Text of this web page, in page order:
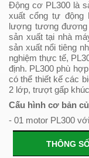
Động cơ PL300 là
xuất cổng tự động
lượng tương
sản xuất tại nhà
sản xuất nổi tiêng
nghiệm thực tế,
định. PL300 phù
có thể thiết kế các
2 lớp, trượt gấp
Cấu hình cơ bản
- 01 motor PL300
THÔNG